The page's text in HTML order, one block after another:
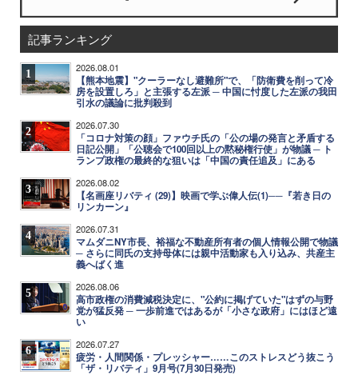
記事ランキング
1 2026.08.01
【熊本地震】"クーラーなし避難所"で、「防衛費を削って冷
房を設置しろ」と主張する左派 ─ 中国に忖度した左派の我田
引水の議論に批判殺到
2 2026.07.30
「コロナ対策の顔」ファウチ氏の「公の場の発言と矛盾する
日記公開」「公聴会で100回以上の黙秘権行使」が物議 ─ ト
ランプ政権の最終的な狙いは「中国の責任追及」にある
3 2026.08.02
【名画座リバティ (29)】映画で学ぶ偉人伝(1)──『若き日の
リンカーン』
4 2026.07.31
マムダニNY市長、裕福な不動産所有者の個人情報公開で物議
─ さらに同氏の支持母体には親中活動家も入り込み、共産主
義へばく進
5 2026.08.06
高市政権の消費減税決定に、"公約に掲げていた"はずの与野
党が猛反発 ─ 一歩前進ではあるが「小さな政府」にはほど遠
い
6 2026.07.27
疲労・人間関係・プレッシャー……このストレスどう抜こう
「ザ・リバティ」9月号(7月30日発売)